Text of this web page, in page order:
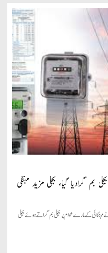
گرادیا گیا، بجلی مزید مہنگی
مہنگائی کے مارے عوام پر بجلی بم گراتے ہوئے بجلی